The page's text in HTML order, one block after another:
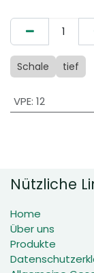
Schale tief
VPE: 12
Nützliche
Home
Über uns
Produkte